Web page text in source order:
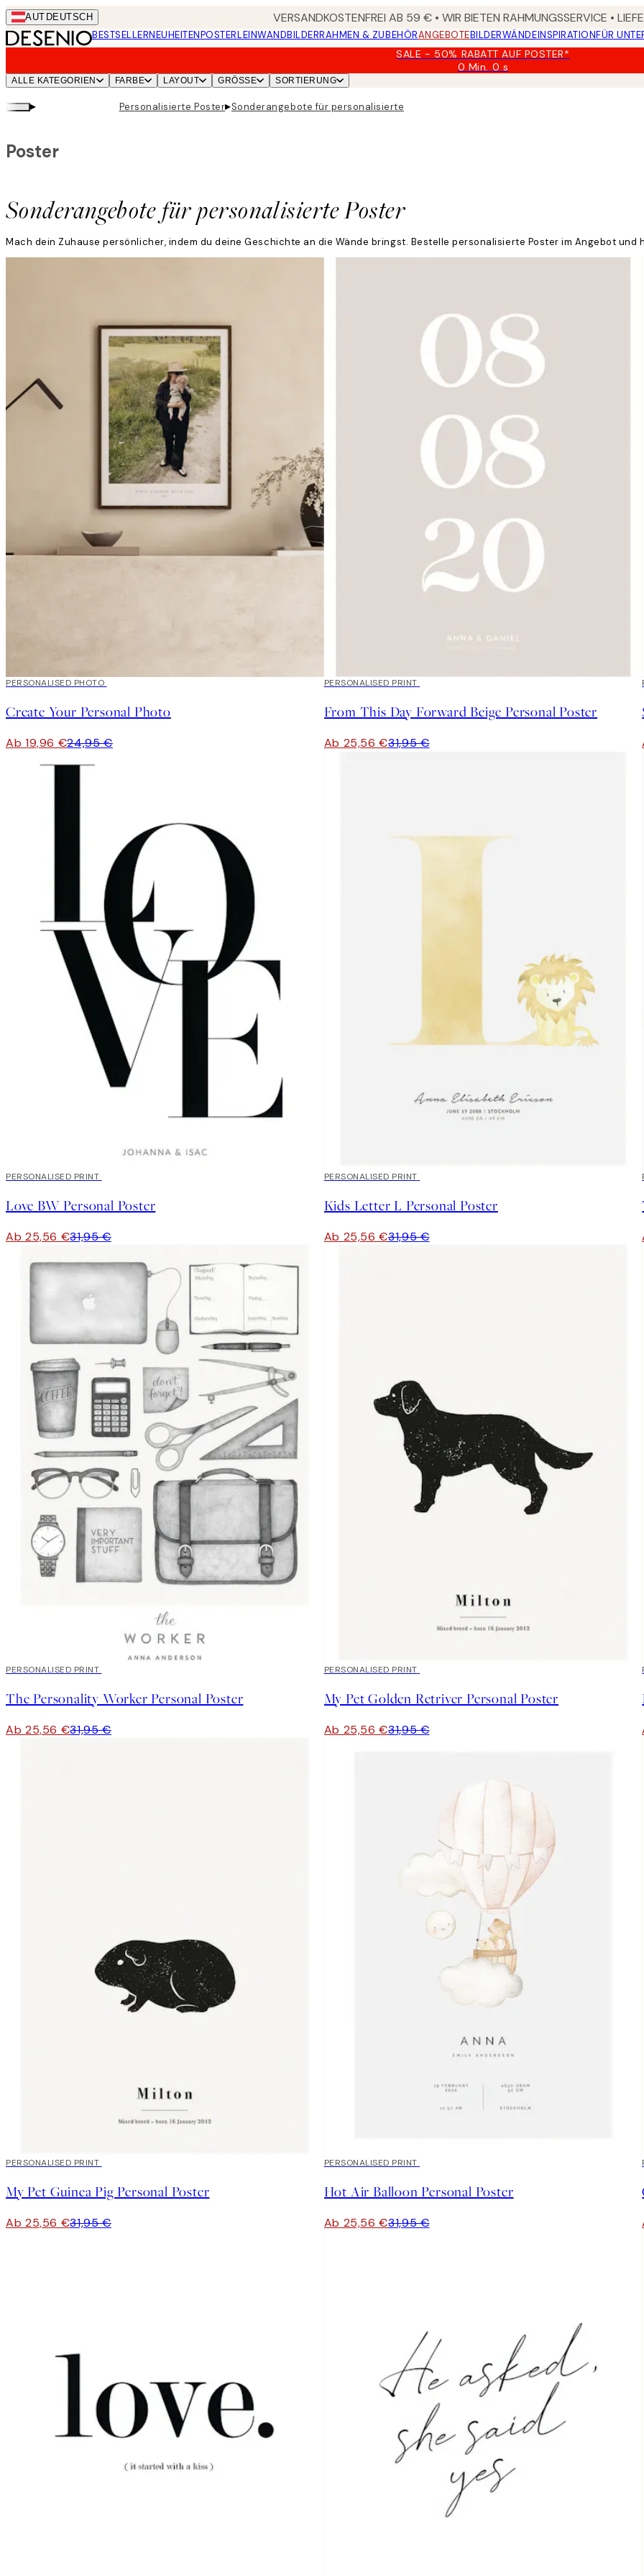
Skip
to
main
AUT DEUTSCH VERSANDKOSTENFREI AB 59 € • WIR BIETEN RAHMUNGSSERVICE •
BESTSELLERNEUHEITENPOSTERLEINWANDBILDERRAHMEN & ZUBEHÖRANGEBOTEBILDERWÄNDEINSPIRATIONFÜR
SALE - 50% RABATT AUF POSTER*
0 Min. 0 s
Gültig
ALLE KATEGORIEN FARBE LAYOUT GRÖSSE SORTIERUNG
▸ Personalisierte Poster▸Sonderangebote für personalisierte Poster
Sonderangebote für personalisierte Poster
Poster
Mach dein Zuhause persönlicher, indem du deine Geschichte an die Wände bringst. Bestelle personalisierte Poster im Angebot und
20%*Kunst erstellen
PERSONALISED PHOTO
Create Your Personal Photo
Ab 19,96 €24,95 €
20%*
PERSONALISED PRINT
From This Day Forward Beige Personal Poster
Ab 25,56 €31,95 €
20%*
PERSONALISED PRINT
Love BW Personal Poster
Ab 25,56 €31,95 €
20%*
PERSONALISED PRINT
Kids Letter L Personal Poster
Ab 25,56 €31,95 €
20%*
PERSONALISED PRINT
The Personality Worker Personal Poster
Ab 25,56 €31,95 €
20%*
PERSONALISED PRINT
My Pet Golden Retriver Personal Poster
Ab 25,56 €31,95 €
20%*
PERSONALISED PRINT
My Pet Guinea Pig Personal Poster
Ab 25,56 €31,95 €
20%*
PERSONALISED PRINT
Hot Air Balloon Personal Poster
Ab 25,56 €31,95 €